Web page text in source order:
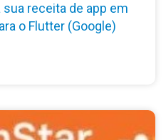
receita de app em
o Flutter (Google)